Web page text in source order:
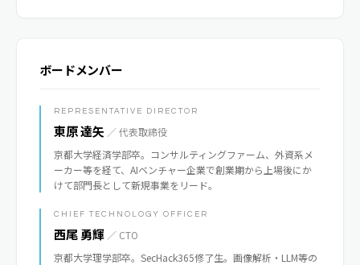
ボードメンバー
REPRESENTATIVE DIRECTOR
東原 達矢 ／ 代表取締役
京都大学経済学部卒。コンサルティングファーム、外資系メ
ーカー等を経て、AIベンチャー企業で創業期から上場後にか
けて部門長として新規事業をリード。
CHIEF TECHNOLOGY OFFICER
西尾 勇輝 ／ CTO
京都大学理学部卒。SecHack365修了生。画像解析・LLM等の